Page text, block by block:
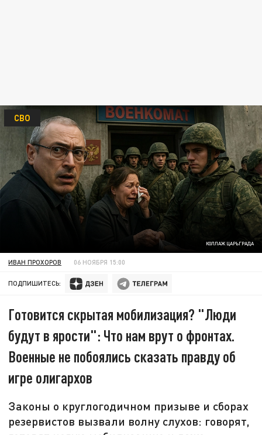
КОЛЛАЖ ЦАРЬГРАДА
СВО
ИВАН ПРОХОРОВ 06 НОЯБРЯ 15:00
ПОДПИШИТЕСЬ:
Готовится скрытая мобилизация? "Люди
будут в ярости": Что нам врут о фронтах.
Военные не побоялись сказать правду об
игре олигархов
Законы о круглогодичном призыве и сборах
резервистов вызвали волну слухов: говорят,